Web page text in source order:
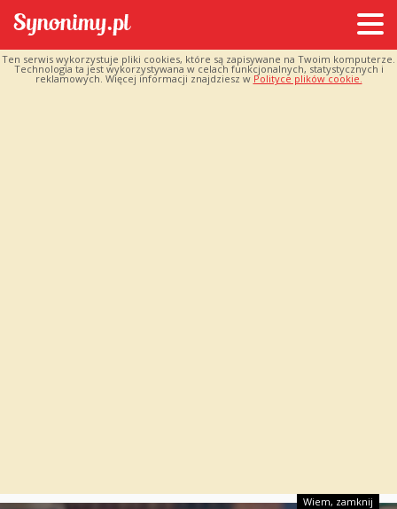
Ten serwis wykorzystuje pliki cookies, które są zapisywane na Twoim komputerze.
Technologia ta jest wykorzystywana w celach funkcjonalnych, statystycznych i
reklamowych. Więcej informacji znajdziesz w Polityce plików cookie.
Wiem, zamknij